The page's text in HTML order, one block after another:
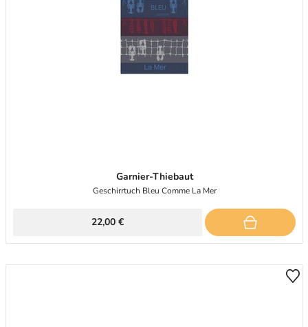
Garnier-Thiebaut
Geschirrtuch Bleu Comme La Mer
22,00 €